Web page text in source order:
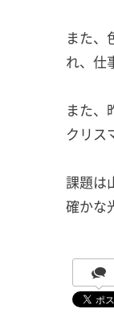
また、
れ、仕
また、
クリス
課題は
確かな